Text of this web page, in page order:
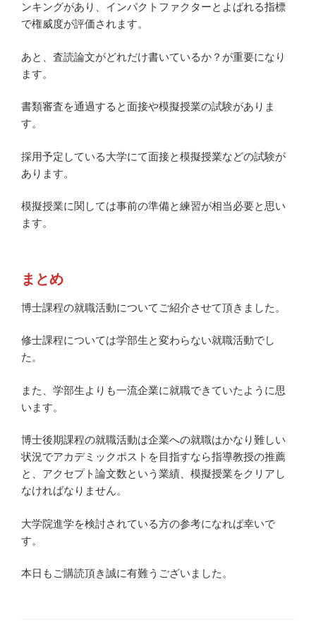
ンキングがあり、インパクトファクターとよばれる指標
で権威度が評価されます。
あと、査読論文がどれだけ書いているか？が重要になり
ます。
書類審査を通過すると面接や模擬授業の試験がありま
す。
採用予定している大学にて面接と模擬授業などの試験が
あります。
模擬授業に関しては事前の準備と練習が相当必要と思い
ます。
まとめ
博士課程の就職活動についてご紹介させて頂きました。
修士課程については学部生と変わらない就職活動でし
た。
また、学部生よりも一流企業に就職できていたように思
います。
博士後期課程の就職活動は企業への就職はかなり難しい
状況でアカデミックポストを目指すなら指導教授の推薦
と、アクセプト論文数という業績、模擬授業をクリアし
なければなりません。
大学院進学を検討されている方の参考になれば幸いで
す。
本日もご購読頂き誠に有難うございました。